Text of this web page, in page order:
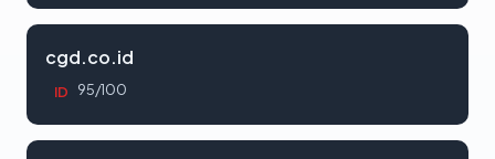
cgd.co.id
ID 95/100